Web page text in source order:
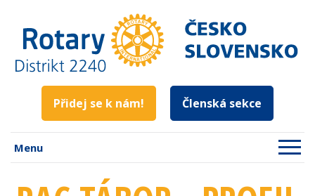
Přidej se k nám! Členská sekce
Menu